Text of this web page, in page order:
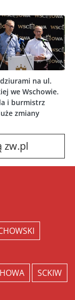
na ul.
we Wschowie.
i burmistrz
zmiany
zw.pl
SCKIW